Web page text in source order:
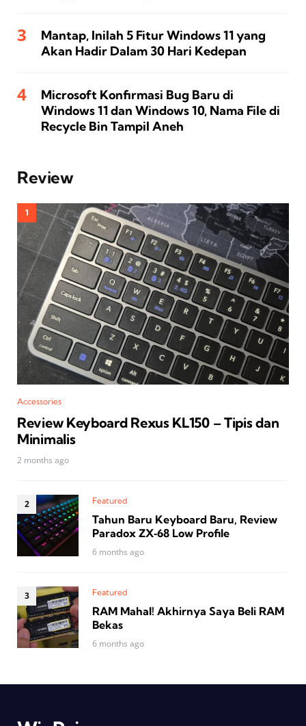
Mantap, Inilah 5 Fitur Windows 11 yang
Akan Hadir Dalam 30 Hari Kedepan
Microsoft Konfirmasi Bug Baru di
Windows 11 dan Windows 10, Nama File di
Recycle Bin Tampil Aneh
Review
Accessories
Review Keyboard Rexus KL150 – Tipis dan
Minimalis
2 months ago
Featured
Tahun Baru Keyboard Baru, Review
Paradox ZX‑68 Low Profile
6 months ago
Featured
RAM Mahal! Akhirnya Saya Beli RAM
Bekas
6 months ago